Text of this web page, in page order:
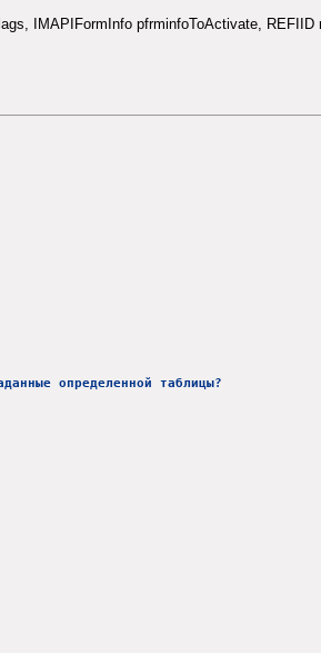
IMAPIFormInfo pfrminfoToActivate,
определенной таблицы?